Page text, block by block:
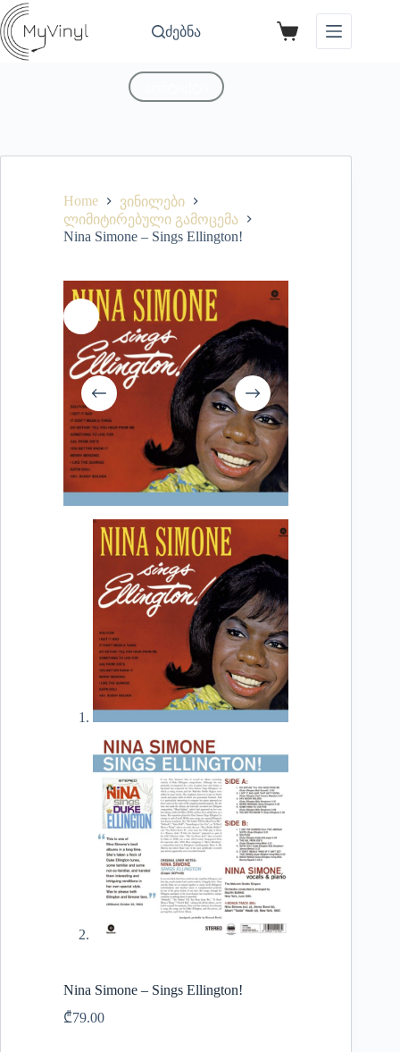
ძებნა
Home
ვინილები
ლიმიტირებული გამოცემა
Nina Simone – Sings Ellington!
Nina Simone – Sings Ellington!
₾79.00